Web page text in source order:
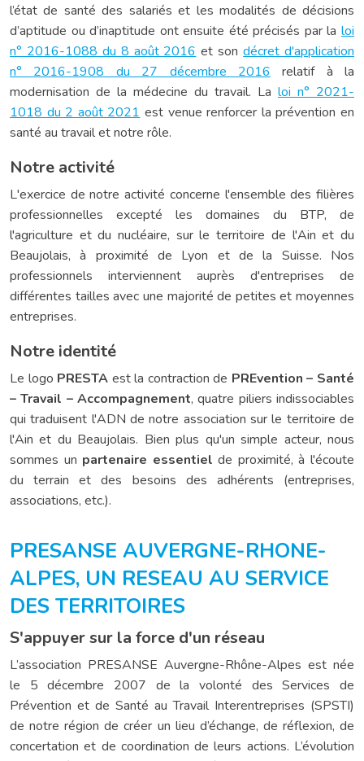
l’état de santé des salariés et les modalités de décisions
d’aptitude ou d’inaptitude ont ensuite été précisés par la loi
n° 2016-1088 du 8 août 2016 et sondécret d'application
n° 2016-1908 du 27 décembre 2016 relatif à la
modernisation de la médecine du travail. La loi n° 2021-
1018 du 2 août 2021 est venue renforcer la prévention en
santé au travail et notre rôle.
Notre activité
L'exercice de notre activité concerne l'ensemble des filières
professionnelles excepté les domaines du BTP, de
l'agriculture et du nucléaire, sur le territoire de l'Ain et du
Beaujolais, à proximité de Lyon et de la Suisse. Nos
professionnels interviennent auprès d'entreprises de
différentes tailles avec une majorité de petites et moyennes
entreprises.
Notre identité
Le logo PRESTA est la contraction de PREvention – Santé
– Travail – Accompagnement, quatre piliers indissociables
qui traduisent l'ADN de notre association sur le territoire de
l'Ain et du Beaujolais. Bien plus qu'un simple acteur, nous
sommes un partenaire essentiel de proximité, à l'écoute
du terrain et des besoins des adhérents (entreprises,
associations, etc.).
PRESANSE AUVERGNE-RHONE-
ALPES, UN RESEAU AU SERVICE
DES TERRITOIRES
S'appuyer sur la force d'un réseau
L’association PRESANSE Auvergne-Rhône-Alpes est née
le 5 décembre 2007 de la volonté des Services de
Prévention et de Santé au Travail Interentreprises (SPSTI)
de notre région de créer un lieu d’échange, de réflexion, de
concertation et de coordination de leurs actions. L’évolution